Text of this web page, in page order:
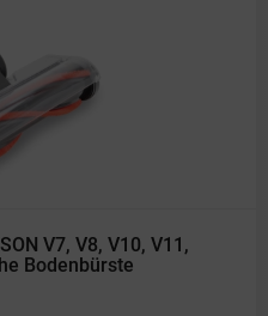
V7, V8, V10, V11,
Bodenbürste